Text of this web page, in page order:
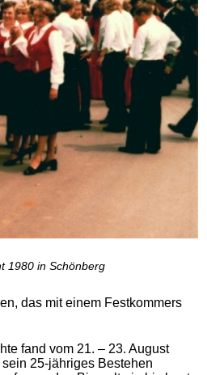
1980 in Schönberg
das mit einem Festkommers
fand vom 21. – 23. August
25-jähriges Bestehen